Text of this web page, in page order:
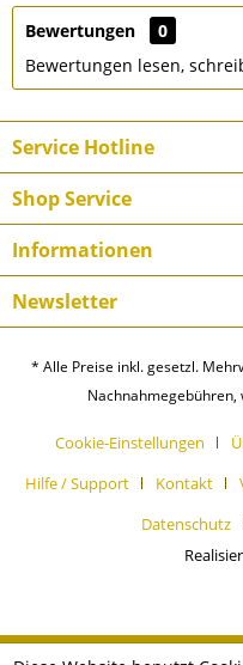
Bewertungen
0
Bewertungen lesen,
Service Hotline
Shop Service
Informationen
Newsletter
* Alle Preise inkl. gesetzl.
Cookie-Einstellungen
Hilfe / Support
Kontakt
Datenschutz